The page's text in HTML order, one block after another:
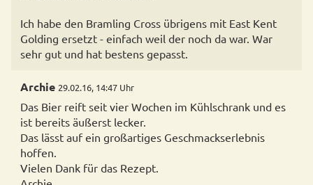
Ich habe den Bramling Cross übrigens mit East Kent
Golding ersetzt - einfach weil der noch da war. War
sehr gut und hat bestens gepasst.
Archie 29.02.16, 14:47 Uhr
Das Bier reift seit vier Wochen im Kühlschrank und es
ist bereits äußerst lecker.
Das lässt auf ein großartiges Geschmackserlebnis
hoffen.
Vielen Dank für das Rezept.